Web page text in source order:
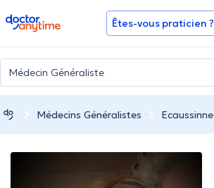
doctoranytime Êtes-vous praticien ?
Médecins Généralistes